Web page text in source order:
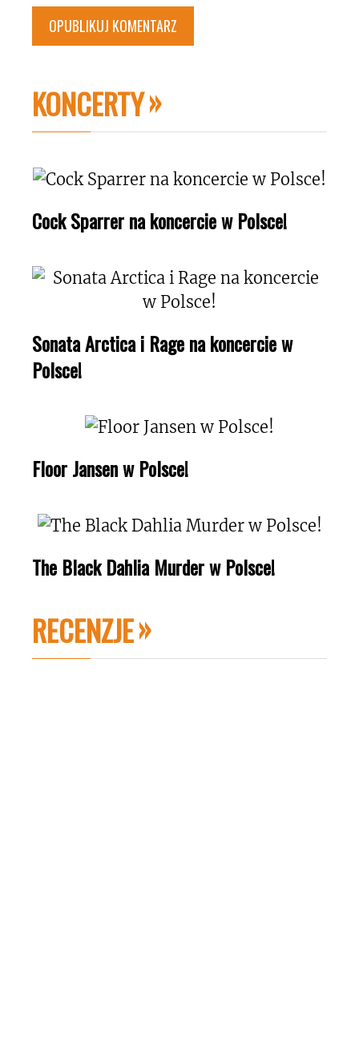
KONCERTY
Cock Sparrer na koncercie w Polsce!
Sonata Arctica i Rage na koncercie w
Polsce!
Floor Jansen w Polsce!
The Black Dahlia Murder w Polsce!
RECENZJE